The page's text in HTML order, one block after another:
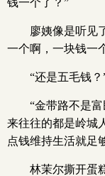
钱一个了？”
廖姨像是听见
一个啊，一块钱一
“还是五毛钱？
“金带路不是
来往往的都是岭城
点钱维持生活就足
林茉尔撕开蛋